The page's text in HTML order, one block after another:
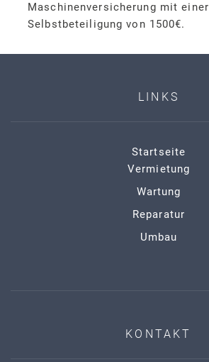
Maschinenversicherung mit einer
Selbstbeteiligung von 1500€.
LINKS
Startseite
Vermietung
Wartung
Reparatur
Umbau
KONTAKT